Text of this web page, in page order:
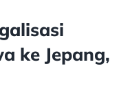
ke Jepang,